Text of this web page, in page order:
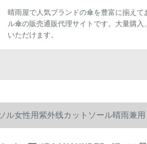
晴雨屋で人気ブランドの傘を豊富に揃え
ル傘の販売通販代理サイトです。大量購
いただけます。
女性用紫外线カットソール晴雨兼